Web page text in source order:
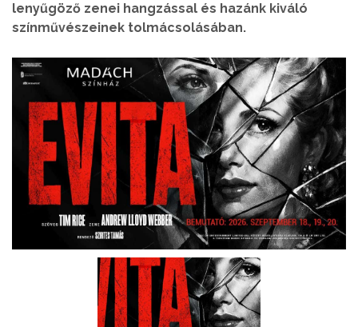
lenyűgöző zenei hangzással és hazánk kiváló
színművészeinek tolmácsolásában.